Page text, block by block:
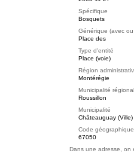
Spécifique
Bosquets
Générique (avec
Place des
Type d'entité
Place (voie)
Région
Montérégie
Municipalité
Roussillon
Municipalité
Châteauguay (Ville)
Code
67050
Dans une adresse, on